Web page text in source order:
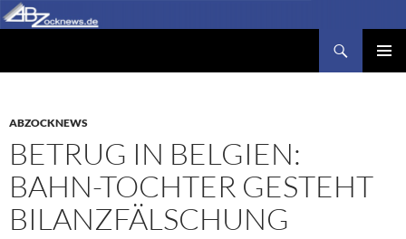
Zum
Inhalt
ABZOCKNEWS
BETRUG IN BELGIEN:
BAHN-TOCHTER GESTEHT
BILANZFÄLSCHUNG